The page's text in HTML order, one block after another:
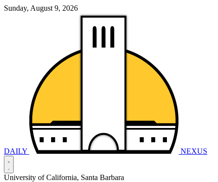
Sunday, August 9, 2026
DAILY NEXUS
University of California, Santa Barbara